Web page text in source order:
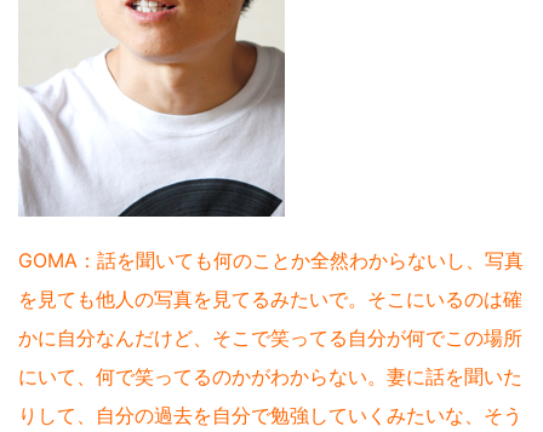
GOMA：話を聞いても何のことか全然わからないし、写真
を見ても他人の写真を見てるみたいで。そこにいるのは確
かに自分なんだけど、そこで笑ってる自分が何でこの場所
にいて、何で笑ってるのかがわからない。妻に話を聞いた
りして、自分の過去を自分で勉強していくみたいな、そう